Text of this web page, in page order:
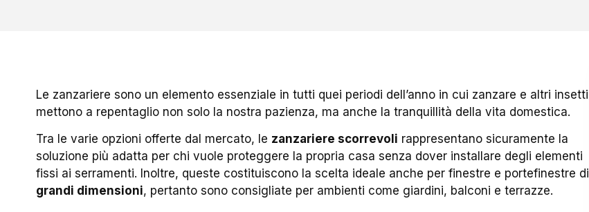
Le zanzariere sono un elemento essenziale in tutti quei periodi dell’anno in cui zanzare e altri insetti
mettono a repentaglio non solo la nostra pazienza, ma anche la tranquillità della vita domestica.
Tra le varie opzioni offerte dal mercato, le zanzariere scorrevoli rappresentano sicuramente la
soluzione più adatta per chi vuole proteggere la propria casa senza dover installare degli elementi
fissi ai serramenti. Inoltre, queste costituiscono la scelta ideale anche per finestre e portefinestre di
grandi dimensioni, pertanto sono consigliate per ambienti come giardini, balconi e terrazze.